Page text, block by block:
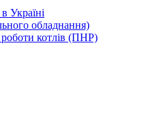
Україні
обладнання)
котлів (ПНР)